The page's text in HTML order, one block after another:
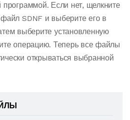
программой. Если нет, щелкните
SDNF и выберите его в
выберите установленную
операцию. Теперь все файлы
открываться выбранной